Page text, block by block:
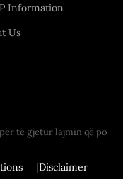
Information
Us
të gjetur lajmin që po
Disclaimer